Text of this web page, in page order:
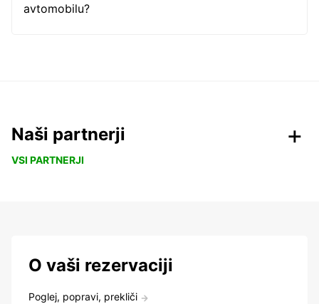
avtomobilu?
Naši partnerji
VSI PARTNERJI
O vaši rezervaciji
Poglej, popravi, prekliči